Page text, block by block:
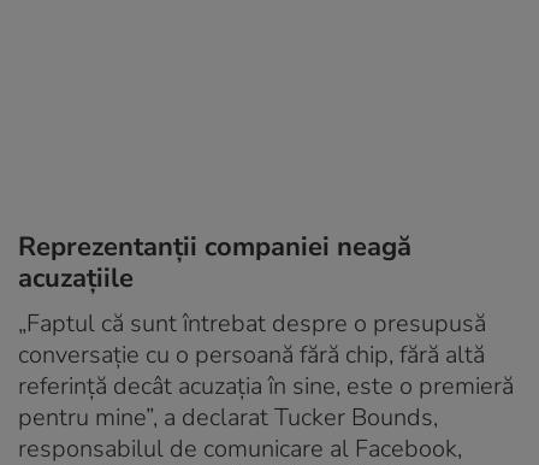
Reprezentanții companiei neagă
acuzațiile
„Faptul că sunt întrebat despre o presupusă
conversație cu o persoană fără chip, fără altă
referință decât acuzația în sine, este o premieră
pentru mine”, a declarat Tucker Bounds,
responsabilul de comunicare al Facebook,